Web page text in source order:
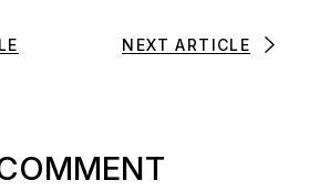
NEXT ARTICLE